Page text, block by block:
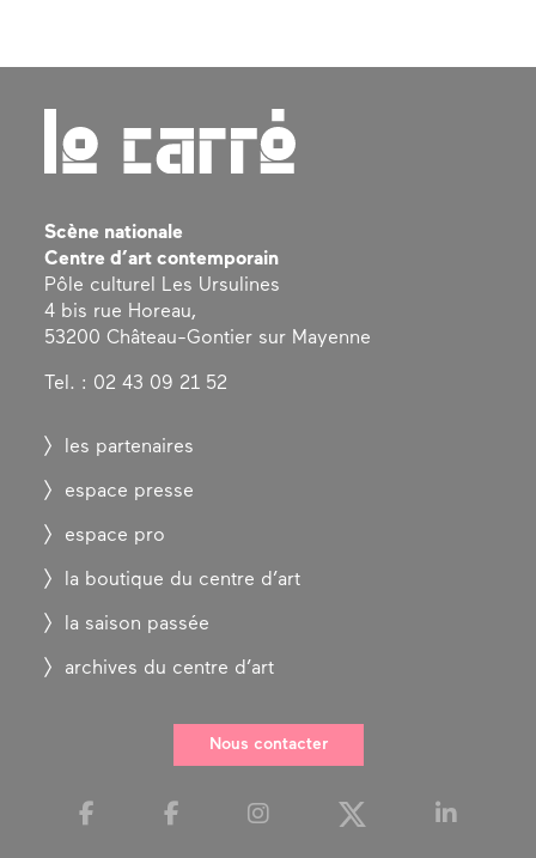
Scène nationale
Centre d’art contemporain
Pôle culturel Les Ursulines
4 bis rue Horeau,
53200 Château-Gontier sur Mayenne
Tel. : 02 43 09 21 52
les partenaires
espace presse
espace pro
la boutique du centre d’art
la saison passée
archives du centre d’art
Nous contacter